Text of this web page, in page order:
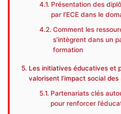
Présentation des
par l’ECE dans le
Comment les
s’intègrent dans un
formation
Les initiatives éducatives et
valorisent l’impact social des
Partenariats clés
pour renforcer